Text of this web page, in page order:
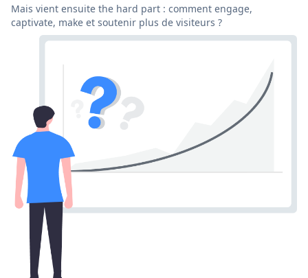
Mais vient ensuite the hard part : comment engage,
captivate, make et soutenir plus de visiteurs ?